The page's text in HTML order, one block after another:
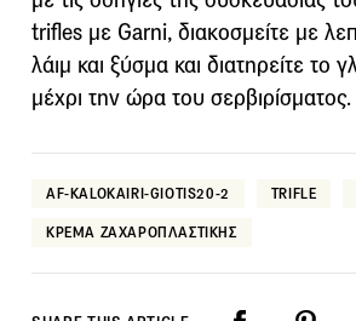
trifles με Garni, διακοσμείτε με
λάιμ και ξύσμα και διατηρείτε το
μέχρι την ώρα του σερβιρίσματος.
AF-KALOKAIRI-GIOTIS20-2 TRIFLE
ΚΡΕΜΑ ΖΑΧΑΡΟΠΛΑΣΤΙΚΗΣ